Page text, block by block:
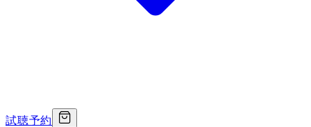
試聴予約